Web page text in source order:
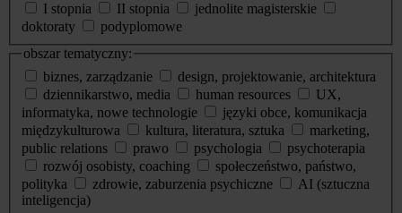
I stopnia
II stopnia
jednolite magisterskie
doktoraty
podyplomowe
obszar tematyczny:
biznes, zarządzanie
design, projektowanie, architektura
dziennikarstwo, media
human resources
UX,
informatyka, nowe technologie
języki obce, komunikacja
międzykulturowa
kultura, literatura, sztuka
marketing,
public relations
prawo psychologia
psychoterapia
rozwój osobisty, coaching
społeczeństwo, państwo,
polityka
zdrowie, zaburzenia psychiczne
AI (sztuczna
inteligencja)